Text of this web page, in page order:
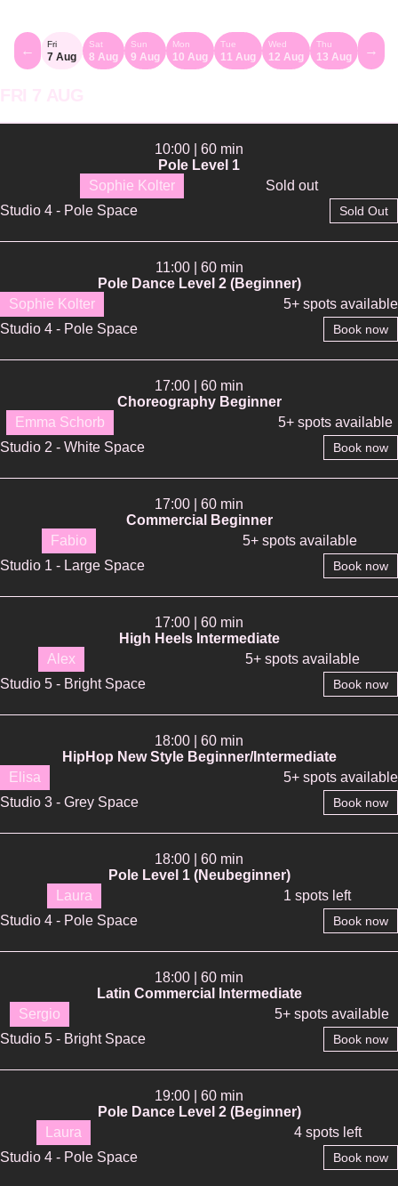
← Fri
7 Aug
Sat
8 Aug
Sun
9 Aug
Mon
10 Aug
Tue
11 Aug
Wed
12 Aug
Thu
13 Aug →
10:00 | 60 min
Pole Level 1
Sophie Kolter
Sold out
Studio 4 - Pole Space
Sold Out
11:00 | 60 min
Pole Dance Level 2 (Beginner)
Sophie Kolter
5+ spots available
Studio 4 - Pole Space
Book now
17:00 | 60 min
Choreography Beginner
Emma Schorb
5+ spots available
Studio 2 - White Space
Book now
17:00 | 60 min
Commercial Beginner
Fabio
5+ spots available
Studio 1 - Large Space
Book now
17:00 | 60 min
High Heels Intermediate
Alex
5+ spots available
Studio 5 - Bright Space
Book now
18:00 | 60 min
HipHop New Style Beginner/Intermediate
Elisa
5+ spots available
Studio 3 - Grey Space
Book now
18:00 | 60 min
Pole Level 1 (Neubeginner)
Laura
1 spots left
Studio 4 - Pole Space
Book now
18:00 | 60 min
Latin Commercial Intermediate
Sergio
5+ spots available
Studio 5 - Bright Space
Book now
19:00 | 60 min
Pole Dance Level 2 (Beginner)
Laura
4 spots left
Studio 4 - Pole Space
Book now